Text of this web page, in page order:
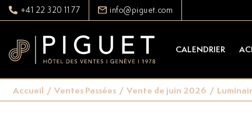
+41 22 320 11 77 info@piguet.com
CALENDRIER
Accueil / Ventes Passées / Vente de juin 2026 /